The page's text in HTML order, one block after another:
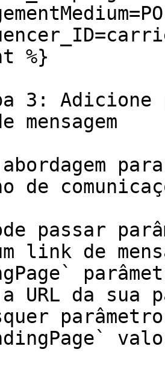
%}
3: Adicione
mensagem
de
passar
link de
URL da sua